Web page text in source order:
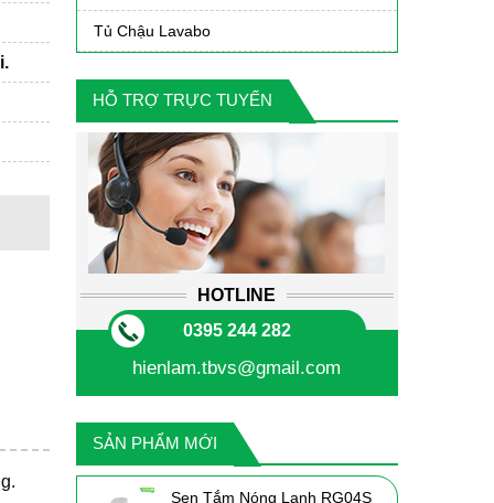
Tủ Chậu Lavabo
HỖ TRỢ TRỰC TUYẾN
HOTLINE
0395 244 282
hienlam.tbvs@gmail.com
SẢN PHẨM MỚI
Sen Tắm Nóng Lạnh RG04S